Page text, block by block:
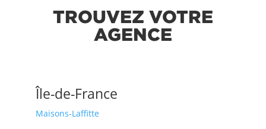
TROUVEZ VOTRE
AGENCE
Île-de-France
Maisons-Laffitte